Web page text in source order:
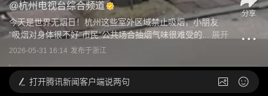
@杭州电视台综合频道
今天是世界无烟日！杭州这些室外区域禁止吸烟，小朋友
“吸烟对身体很不好”市民“公共场合抽烟气味很难受的...
展开
2026-05-31 16:14 发布于浙江
分享
打开腾讯新闻客户端说两句